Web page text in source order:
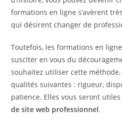
formations en ligne s’avèrent
qui désirent changer de
Toutefois, les formations en
susciter en vous du
souhaitez utiliser cette
qualités suivantes : rigueur,
patience. Elles vous seront
de site web professionnel.